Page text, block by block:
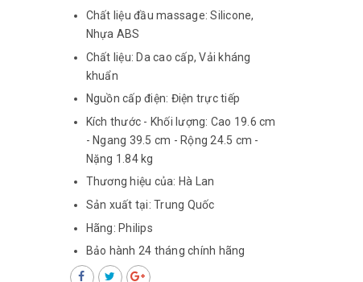
Chất liệu đầu massage: Silicone,
Nhựa ABS
Chất liệu: Da cao cấp, Vải kháng
khuẩn
Nguồn cấp điện: Điện trực tiếp
Kích thước - Khối lượng: Cao 19.6 cm
- Ngang 39.5 cm - Rộng 24.5 cm -
Nặng 1.84 kg
Thương hiệu của: Hà Lan
Sản xuất tại: Trung Quốc
Hãng: Philips
Bảo hành 24 tháng chính hãng